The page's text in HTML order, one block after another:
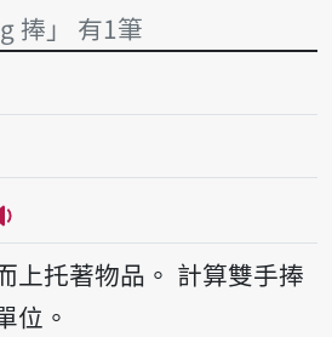
捧」 有1筆
播放音讀phóng
上托著物品。 計算雙手捧
位。